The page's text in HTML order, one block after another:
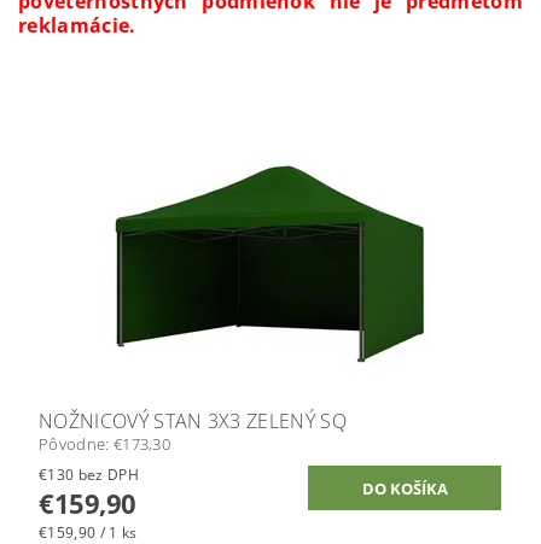
reklamácie.
NOŽNICOVÝ STAN 3X3 ZELENÝ SQ
Pôvodne: €173,30
€130 bez DPH
€159,90
€159,90 / 1 ks